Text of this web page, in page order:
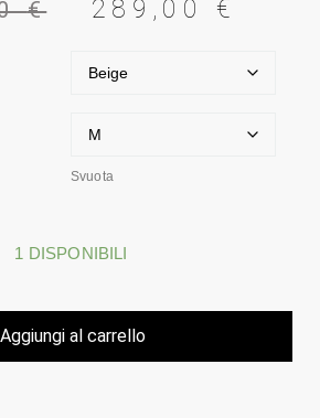
€ 289,00 €
Svuota
1 DISPONIBILI
Aggiungi al carrello